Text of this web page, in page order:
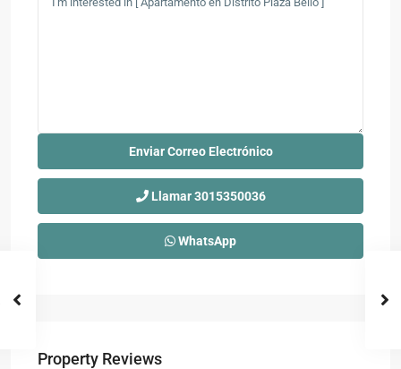
Llamar3015350036
WhatsApp
Property Reviews